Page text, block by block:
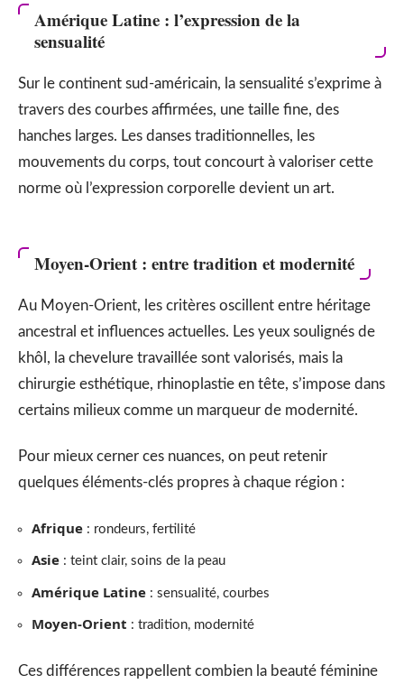
Amérique Latine : l’expression de la
sensualité
Sur le continent sud-américain, la sensualité s’exprime à
travers des courbes affirmées, une taille fine, des
hanches larges. Les danses traditionnelles, les
mouvements du corps, tout concourt à valoriser cette
norme où l’expression corporelle devient un art.
Moyen-Orient : entre tradition et modernité
Au Moyen-Orient, les critères oscillent entre héritage
ancestral et influences actuelles. Les yeux soulignés de
khôl, la chevelure travaillée sont valorisés, mais la
chirurgie esthétique, rhinoplastie en tête, s’impose dans
certains milieux comme un marqueur de modernité.
Pour mieux cerner ces nuances, on peut retenir
quelques éléments-clés propres à chaque région :
Afrique : rondeurs, fertilité
Asie : teint clair, soins de la peau
Amérique Latine : sensualité, courbes
Moyen-Orient : tradition, modernité
Ces différences rappellent combien la beauté féminine